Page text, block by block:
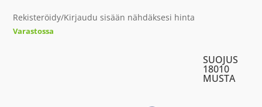
Rekisteröidy/Kirjaudu sisään nähdäksesi hinta
Varastossa
SUOJUS
18010
MUSTA